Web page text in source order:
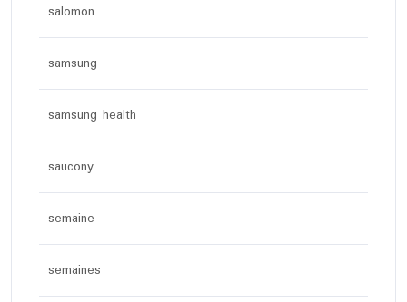
salomon
samsung
samsung health
saucony
semaine
semaines